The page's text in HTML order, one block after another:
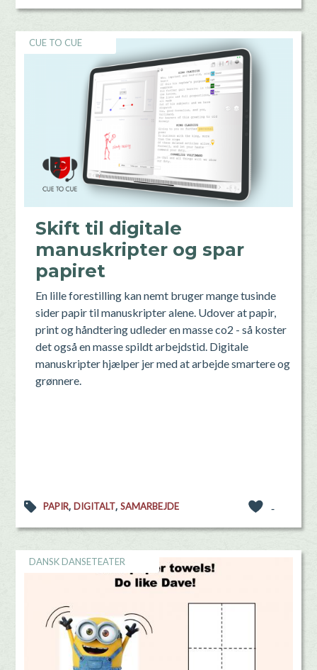
CUE TO CUE
Skift til digitale
manuskripter og spar
papiret
En lille forestilling kan nemt bruger mange tusinde
sider papir til manuskripter alene. Udover at papir,
print og håndtering udleder en masse co2 - så koster
det også en masse spildt arbejdstid. Digitale
manuskripter hjælper jer med at arbejde smartere og
grønnere.
PAPIR, DIGITALT, SAMARBEJDE -
DANSK DANSETEATER